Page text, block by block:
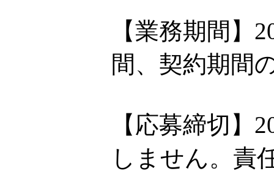
【業務期間】
間、契約期間
【応募締切】
しません。責